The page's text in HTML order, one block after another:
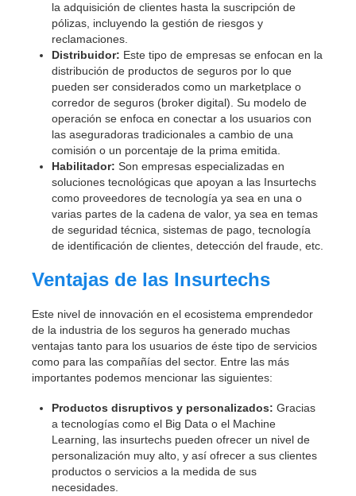
la adquisición de clientes hasta la suscripción de
pólizas, incluyendo la gestión de riesgos y
reclamaciones.
Distribuidor: Este tipo de empresas se enfocan en la
distribución de productos de seguros por lo que
pueden ser considerados como un marketplace o
corredor de seguros (broker digital). Su modelo de
operación se enfoca en conectar a los usuarios con
las aseguradoras tradicionales a cambio de una
comisión o un porcentaje de la prima emitida.
Habilitador: Son empresas especializadas en
soluciones tecnológicas que apoyan a las Insurtechs
como proveedores de tecnología ya sea en una o
varias partes de la cadena de valor, ya sea en temas
de seguridad técnica, sistemas de pago, tecnología
de identificación de clientes, detección del fraude, etc.
Ventajas de las Insurtechs
Este nivel de innovación en el ecosistema emprendedor
de la industria de los seguros ha generado muchas
ventajas tanto para los usuarios de éste tipo de servicios
como para las compañías del sector. Entre las más
importantes podemos mencionar las siguientes:
Productos disruptivos y personalizados: Gracias
a tecnologías como el Big Data o el Machine
Learning, las insurtechs pueden ofrecer un nivel de
personalización muy alto, y así ofrecer a sus clientes
productos o servicios a la medida de sus
necesidades.